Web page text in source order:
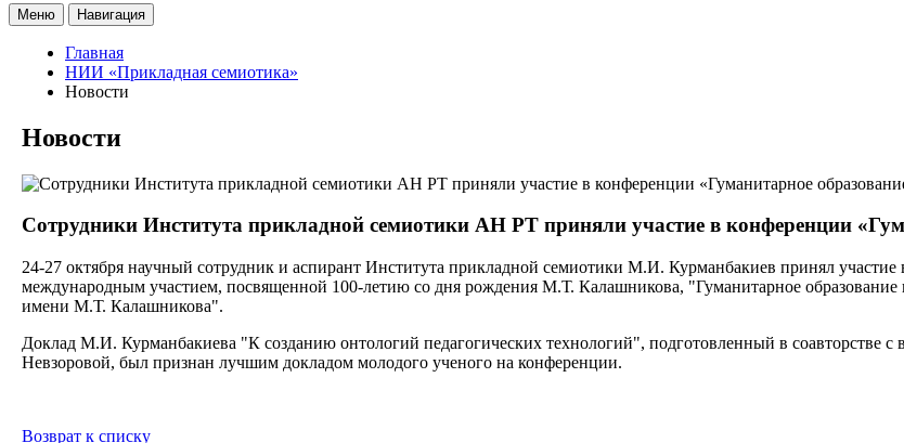
Меню Навигация
Главная
НИИ «Прикладная семиотика»
Новости
Новости
Cотрудники Института прикладной семиотики АН РТ приняли участие в конференции
24-27 октября научный сотрудник и аспирант Института прикладной семиотики М.И. Курманбакиев принял участие
международным участием, посвященной 100-летию со дня рождения М.Т. Калашникова, "Гуманитарное
имени М.Т. Калашникова".
Доклад М.И. Курманбакиева "К созданию онтологий педагогических технологий", подготовленный в соавторстве
Невзоровой, был признан лучшим докладом молодого ученого на конференции.
Возврат к списку